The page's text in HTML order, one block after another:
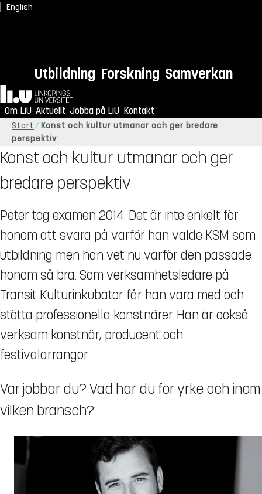
English
Utbildning Forskning Samverkan
Hem
Om LiU Aktuellt Jobba på LiU Kontakt
Start
Konst och kultur utmanar och ger bredare
perspektiv
Konst och kultur utmanar och ger
bredare perspektiv
Peter tog examen 2014. Det är inte enkelt för
honom att svara på varför han valde KSM som
utbildning men han vet nu varför den passade
honom så bra. Som verksamhetsledare på
Transit Kulturinkubator får han vara med och
stötta professionella konstnärer. Han är också
verksam konstnär, producent och
festivalarrangör.
Var jobbar du? Vad har du för yrke och inom
vilken bransch?